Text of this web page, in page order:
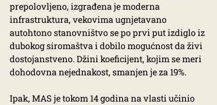
prepolovljeno, izgrađena je moderna
infrastruktura, vekovima ugnjetavano
autohtono stanovništvo se po prvi put izdiglo iz
dubokog siromaštva i dobilo mogućnost da živi
dostojanstveno. Džini koeficijent, kojim se meri
dohodovna nejednakost, smanjen je za 19%.
Ipak, MAS je tokom 14 godina na vlasti učinio